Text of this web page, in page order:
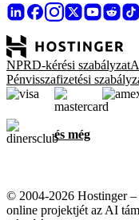
NPRD-kérési szabályzat
Pénvisszafizetési
és még
© 2004-2026 Hostinger –
online projektjét az AI